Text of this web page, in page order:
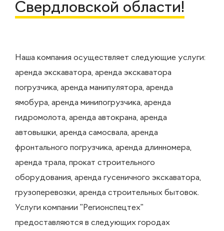
Свердловской области!
Наша компания осуществляет следующие услуги:
аренда экскаватора, аренда экскаватора
погрузчика, аренда манипулятора, аренда
ямобура, аренда минипогрузчика, аренда
гидромолота, аренда автокрана, аренда
автовышки, аренда самосвала, аренда
фронтального погрузчика, аренда длинномера,
аренда трала, прокат строительного
оборудования, аренда гусеничного экскаватора,
грузоперевозки, аренда строительных бытовок.
Услуги компании "Регионспецтех"
предоставляются в следующих городах